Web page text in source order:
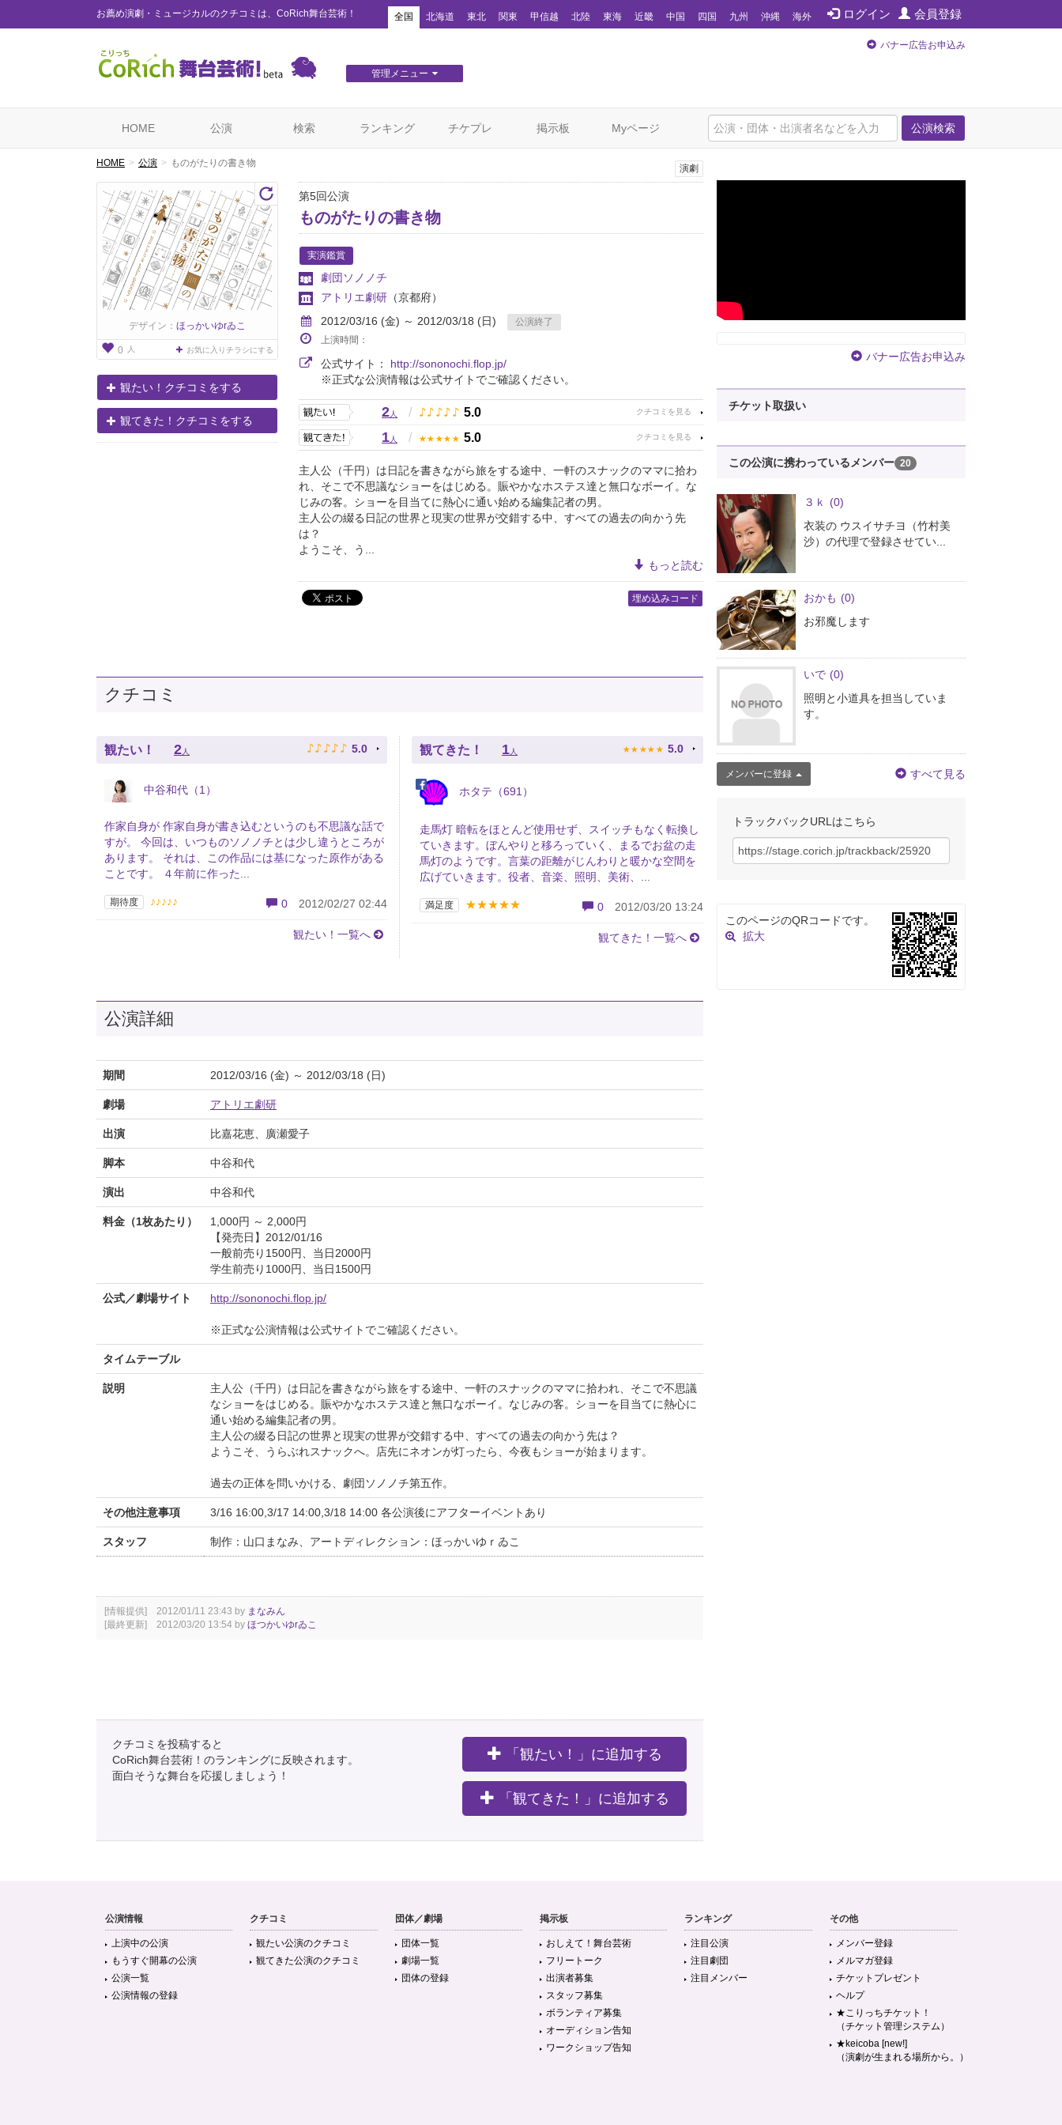
お薦め演劇・ミュージカルのクチコミは、CoRich舞台芸術！ ログイン 会員登録
全国 北海道 東北 関東 甲信越 北陸 東海 近畿 中国 四国 九州 沖縄 海外
管理メニュー
バナー広告お申込み
公演検索
HOME 公演 検索 ランキング チケプレ 掲示板 Myページ
HOME 公演 ものがたりの書き物
デザイン： ほっかいゆrゐこ
0 人 お気に入りチラシにする
観たい！クチコミをする
観てきた！クチコミをする
演劇
第5回公演
ものがたりの書き物
実演鑑賞
劇団ソノノチ
アトリエ劇研 （京都府）
2012/03/16 (金) ～ 2012/03/18 (日)
公演終了
上演時間：
公式サイト： http://sononochi.flop.jp/
※正式な公演情報は公式サイトでご確認ください。
2人 / ♪ ♪ ♪ ♪ ♪ 5.0
1人 / ★ ★ ★ ★ ★ 5.0
主人公（千円）は日記を書きながら旅をする途中、一軒のスナックのママに拾わ
れ、そこで不思議なショーをはじめる。賑やかなホステス達と無口なボーイ。な
じみの客。ショーを目当てに熱心に通い始める編集記者の男。
主人公の綴る日記の世界と現実の世界が交錯する中、すべての過去の向かう先
は？
ようこそ、う...
もっと読む
埋め込みコード
クチコミ
観たい！ 2 人 ♪ ♪ ♪ ♪ ♪ 5.0
中谷和代（1）
作家自身が 作家自身が書き込むというのも不思議な話で
すが。 今回は、いつものソノノチとは少し違うところが
あります。 それは、この作品には基になった原作がある
ことです。 ４年前に作った...
期待度 ♪♪♪♪♪ 0 2012/02/27 02:44
観たい！一覧へ
観てきた！ 1 人 ★ ★ ★ ★ ★ 5.0
ホタテ（691）
走馬灯 暗転をほとんど使用せず、スイッチもなく転換し
ていきます。ぼんやりと移ろっていく、まるでお盆の走
馬灯のようです。言葉の距離がじんわりと暖かな空間を
広げていきます。役者、音楽、照明、美術、...
満足度 ★★★★★ 0 2012/03/20 13:24
観てきた！一覧へ
公演詳細
期間 2012/03/16 (金) ～ 2012/03/18 (日)
劇場 アトリエ劇研
出演 比嘉花恵、廣瀬愛子
脚本 中谷和代
演出 中谷和代
料金（1枚あたり）
1,000円 ～ 2,000円
【発売日】2012/01/16
一般前売り1500円、当日2000円
学生前売り1000円、当日1500円
公式／劇場サイト http://sononochi.flop.jp/
※正式な公演情報は公式サイトでご確認ください。
タイムテーブル
説明
主人公（千円）は日記を書きながら旅をする途中、一軒のスナックのママに拾われ、そこで不思議
なショーをはじめる。賑やかなホステス達と無口なボーイ。なじみの客。ショーを目当てに熱心に
通い始める編集記者の男。
主人公の綴る日記の世界と現実の世界が交錯する中、すべての過去の向かう先は？
ようこそ、うらぶれスナックへ。店先にネオンが灯ったら、今夜もショーが始まります。
過去の正体を問いかける、劇団ソノノチ第五作。
その他注意事項 3/16 16:00,3/17 14:00,3/18 14:00 各公演後にアフターイベントあり
スタッフ 制作：山口まなみ、アートディレクション：ほっかいゆｒゐこ
[情報提供] 2012/01/11 23:43 by まなみん
[最終更新] 2012/03/20 13:54 by ほつかいゆrゐこ
クチコミを投稿すると
CoRich舞台芸術！のランキングに反映されます。
面白そうな舞台を応援しましょう！
「観たい！」に追加する
「観てきた！」に追加する
バナー広告お申込み
チケット取扱い
この公演に携わっているメンバー 20
３ｋ
(0)
衣装の ウスイサチヨ（竹村美
沙）の代理で登録させてい...
おかも (0)
お邪魔します
いで (0)
照明と小道具を担当していま
す。
メンバーに登録 すべて見る
トラックバックURLはこちら
このページのQRコードです。
拡大
公演情報
上演中の公演
もうすぐ開幕の公演
公演一覧
公演情報の登録
クチコミ
観たい公演のクチコミ
観てきた公演のクチコミ
団体／劇場
団体一覧
劇場一覧
団体の登録
掲示板
おしえて！舞台芸術
フリートーク
出演者募集
スタッフ募集
ボランティア募集
オーディション告知
ワークショップ告知
ランキング
注目公演
注目劇団
注目メンバー
その他
メンバー登録
メルマガ登録
チケットプレゼント
ヘルプ
★こりっちチケット！
（チケット管理システム）
★keicoba [new!]
（演劇が生まれる場所から。）